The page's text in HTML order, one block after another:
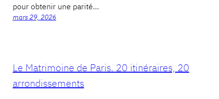
pour obtenir une parité…
mars 29, 2026
Le Matrimoine de Paris. 20 itinéraires, 20
arrondissements